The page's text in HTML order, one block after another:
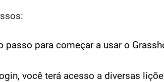
passo para começar a usar o
você terá acesso a diversas